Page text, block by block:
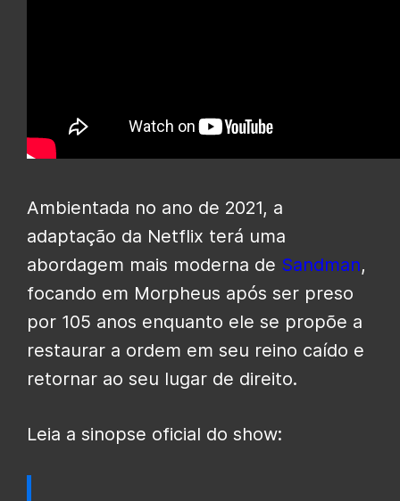
Ambientada no ano de 2021, a
adaptação da Netflix terá uma
abordagem mais moderna de Sandman,
focando em Morpheus após ser preso
por 105 anos enquanto ele se propõe a
restaurar a ordem em seu reino caído e
retornar ao seu lugar de direito.
Leia a sinopse oficial do show: